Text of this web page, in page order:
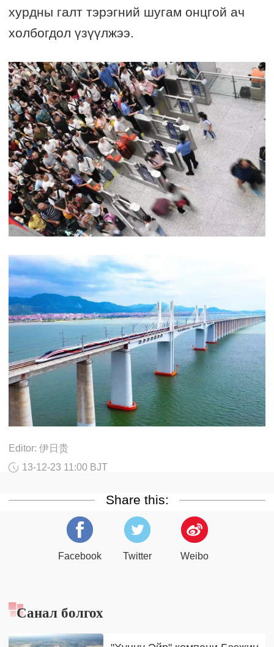
хурдны галт тэрэгний шугам онцгой ач
холбогдол үзүүлжээ.
Editor: 伊日贵
13-12-23 11:00 BJT
Share this:
Facebook Twitter Weibo
Санал болгох